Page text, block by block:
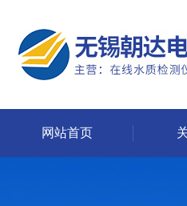
网站首页